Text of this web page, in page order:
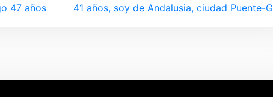
47 años
41 años, soy de Andalusia, ciudad Puente-